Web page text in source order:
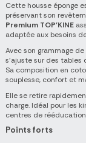
Cette housse éponge
préservant son
Premium TOP'KINE
adaptée aux besoins
Avec son grammage de
s'ajuste sur des tables
Sa composition en
souplesse, confort et
Elle se retire
charge. Idéal pour les
centres de
Points forts